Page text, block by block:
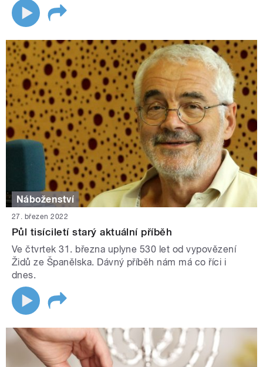
Náboženství
27. březen 2022
Půl tisíciletí starý aktuální příběh
Ve čtvrtek 31. března uplyne 530 let od vypovězení
Židů ze Španělska. Dávný příběh nám má co říci i
dnes.